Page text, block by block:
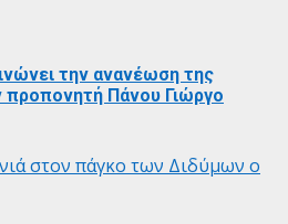
την ανανέωση της
προπονητή Πάνου Γιώργο
στον πάγκο των Διδύμων ο